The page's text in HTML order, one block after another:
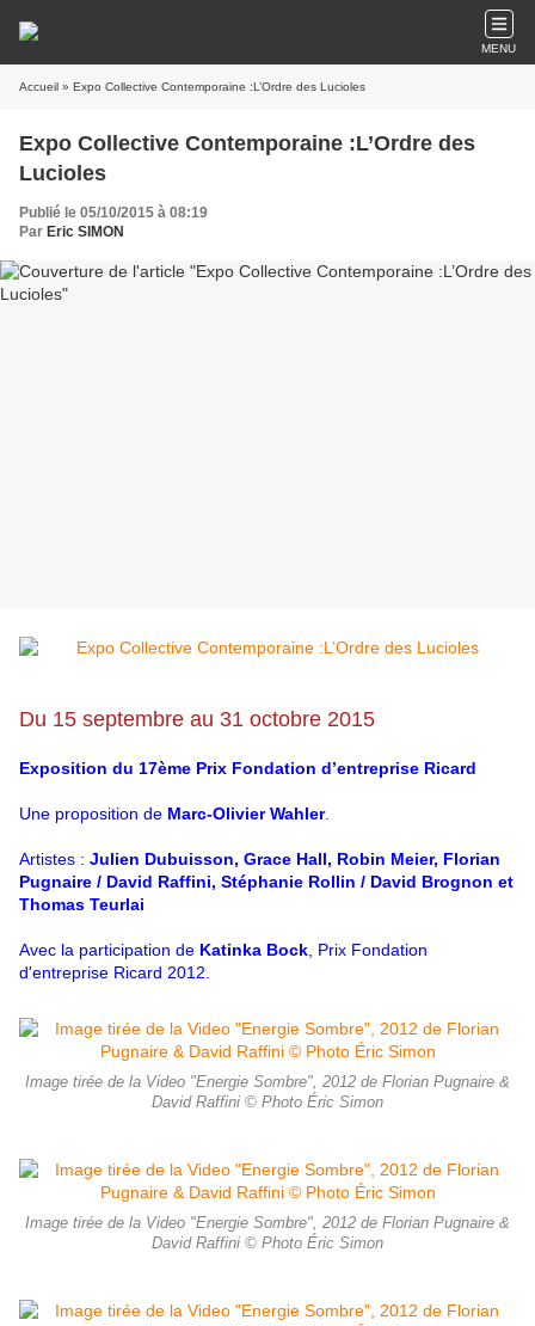
MENU
Accueil » Expo Collective Contemporaine :L’Ordre des Lucioles
Expo Collective Contemporaine :L’Ordre des
Lucioles
Publié le 05/10/2015 à 08:19
Par Eric SIMON
Du 15 septembre au 31 octobre 2015
Exposition du 17ème Prix Fondation d’entreprise Ricard
Une proposition de Marc-Olivier Wahler.
Artistes : Julien Dubuisson, Grace Hall, Robin Meier, Florian
Pugnaire / David Raffini, Stéphanie Rollin / David Brognon et
Thomas Teurlai
Avec la participation de Katinka Bock , Prix Fondation
d'entreprise Ricard 2012.
Image tirée de la Video "Energie Sombre", 2012 de Florian Pugnaire &
David Raffini © Photo Éric Simon
Image tirée de la Video "Energie Sombre", 2012 de Florian Pugnaire &
David Raffini © Photo Éric Simon